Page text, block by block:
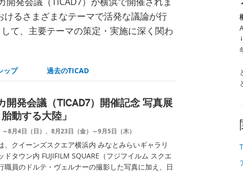
るさまざまなテーマで活発な議論が行
て、主要テーマの策定・実施に深く関わ
ップ 過去のTICAD
開発会議（TICAD7）開催記念 写真展
動する大陸」
8月4日（日）、8月23日（金）～9月5日（木）
、クイーンズスクエア横浜内 みなとみらいギャラリ
ドタウン内 FUJIFILM SQUARE（フジフイルム スクエ
職員のドルテ・ヴェルナーの撮影した写真に加え、日